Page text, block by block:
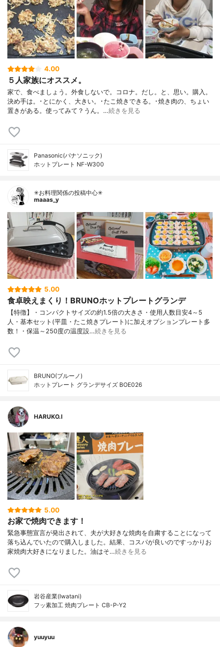
4.00
５人家族にオススメ。
家で、食べましょう。外食しないで。コロナ。だし。と、思い。購入。
決め手は。･とにかく、大きい。･たこ焼きできる。･焼き肉の、ちょい
置きがある。使ってみて？うん。…続きを見る
Panasonic(パナソニック)
ホットプレート NF-W300
✳お料理関係の投稿中心✳
maaas_y
5.00
食卓映えまくり！BRUNOホットプレートグランデ
【特徴】・コンパクトサイズの約1.5倍の大きさ・使用人数目安4～5
人・基本セット(平皿・たこ焼きプレート)に加えオプションプレート多
数！・保温～250度の温度設…続きを見る
BRUNO(ブルーノ)
ホットプレート グランデサイズ BOE026
HARUKO.I
5.00
お家で焼肉できます！
緊急事態宣言が発出されて、夫が大好きな焼肉を自粛することになって
落ち込んでいたので購入しました。結果、コスパが良いのですっかりお
家焼肉大好きになりました。油はそ…続きを見る
岩谷産業(Iwatani)
フッ素加工 焼肉プレート CB-P-Y2
yuuyuu